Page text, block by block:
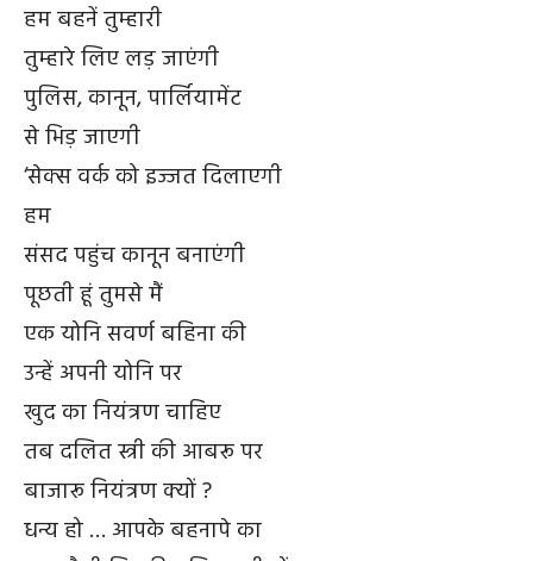
हम बहनें तुम्हारी
तुम्हारे लिए लड़ जाएंगी
पुलिस, कानून, पार्लियामेंट
से भिड़ जाएगी
‘सेक्स वर्क को इज्जत दिलाएगी
हम
संसद पहुंच कानून बनाएंगी
पूछती हूं तुमसे मैं
एक योनि सवर्ण बहिना की
उन्हें अपनी योनि पर
खुद का नियंत्रण चाहिए
तब दलित स्त्री की आबरू पर
बाजारू नियंत्रण क्यों ?
धन्य हो … आपके बहनापे का